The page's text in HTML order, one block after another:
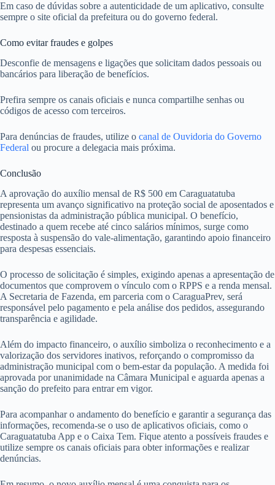
Em caso de dúvidas sobre a autenticidade de um aplicativo, consulte
sempre o site oficial da prefeitura ou do governo federal.
Como evitar fraudes e golpes
Desconfie de mensagens e ligações que solicitam dados pessoais ou
bancários para liberação de benefícios.
Prefira sempre os canais oficiais e nunca compartilhe senhas ou
códigos de acesso com terceiros.
Para denúncias de fraudes, utilize o canal de Ouvidoria do Governo
Federal ou procure a delegacia mais próxima.
Conclusão
A aprovação do auxílio mensal de R$ 500 em Caraguatatuba
representa um avanço significativo na proteção social de aposentados e
pensionistas da administração pública municipal. O benefício,
destinado a quem recebe até cinco salários mínimos, surge como
resposta à suspensão do vale-alimentação, garantindo apoio financeiro
para despesas essenciais.
O processo de solicitação é simples, exigindo apenas a apresentação de
documentos que comprovem o vínculo com o RPPS e a renda mensal.
A Secretaria de Fazenda, em parceria com o CaraguaPrev, será
responsável pelo pagamento e pela análise dos pedidos, assegurando
transparência e agilidade.
Além do impacto financeiro, o auxílio simboliza o reconhecimento e a
valorização dos servidores inativos, reforçando o compromisso da
administração municipal com o bem-estar da população. A medida foi
aprovada por unanimidade na Câmara Municipal e aguarda apenas a
sanção do prefeito para entrar em vigor.
Para acompanhar o andamento do benefício e garantir a segurança das
informações, recomenda-se o uso de aplicativos oficiais, como o
Caraguatatuba App e o Caixa Tem. Fique atento a possíveis fraudes e
utilize sempre os canais oficiais para obter informações e realizar
denúncias.